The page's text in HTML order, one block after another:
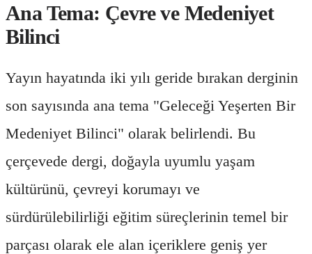
Ana Tema: Çevre ve Medeniyet
Bilinci
Yayın hayatında iki yılı geride bırakan derginin
son sayısında ana tema "Geleceği Yeşerten Bir
Medeniyet Bilinci" olarak belirlendi. Bu
çerçevede dergi, doğayla uyumlu yaşam
kültürünü, çevreyi korumayı ve
sürdürülebilirliği eğitim süreçlerinin temel bir
parçası olarak ele alan içeriklere geniş yer